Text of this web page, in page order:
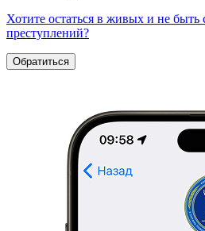
Хотите остаться в живых и не быть
преступлений?
Обратиться